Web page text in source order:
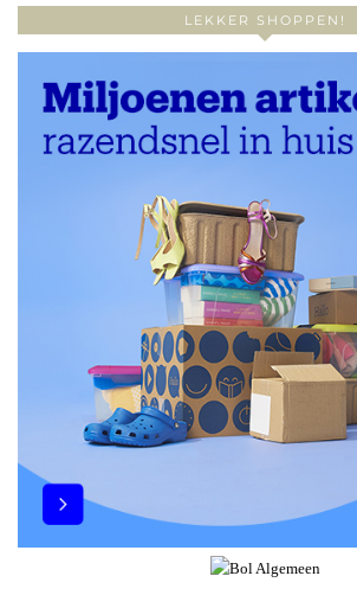
LEKKER SHOPPEN!